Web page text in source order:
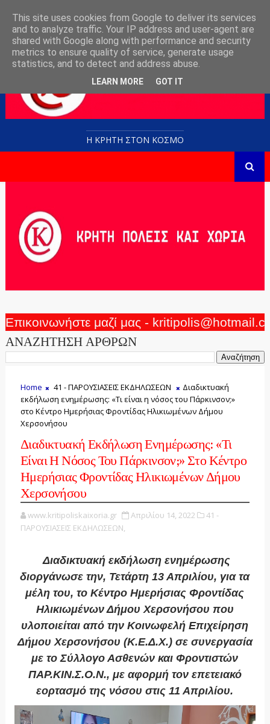
Η ΚΡΗΤΗ ΣΤΟN KOΣΜΟ
Επικοινωνήστε μαζί μας -
ΑΝΑΖΗΤΗΣΗ ΑΡΘΡΩΝ
Home 41 - ΠΑΡΟΥΣΙΑΣΕΙΣ ΕΚΔΗΛΩΣΕΩΝ
Διαδικτυακή
εκδήλωση ενημέρωσης: «Τι είναι η νόσος του Πάρκινσον;»
στο Κέντρο Ημερήσιας Φροντίδας Ηλικιωμένων Δήμου
Χερσονήσου
Διαδικτυακή Εκδήλωση Ενημέρωσης: «Τι
Είναι Η Νόσος Του Πάρκινσον;» Στο Κέντρο
Ημερήσιας Φροντίδας Ηλικιωμένων Δήμου
Χερσονήσου
www.kritipoliskaixoria.gr Απριλίου 14, 2022
41 -
ΠΑΡΟΥΣΙΑΣΕΙΣ ΕΚΔΗΛΩΣΕΩΝ,
Διαδικτυακή εκδήλωση ενημέρωσης
διοργάνωσε την, Τετάρτη 13 Απριλίου, για τα
μέλη του, το Κέντρο Ημερήσιας Φροντίδας
Ηλικιωμένων Δήμου Χερσονήσου που
υλοποιείται από την Κοινωφελή Επιχείρηση
Δήμου Χερσονήσου (Κ.Ε.Δ.Χ.) σε συνεργασία
με το Σύλλογο Ασθενών και Φροντιστών
ΠΑΡ.ΚΙΝ.Σ.Ο.Ν., με αφορμή τον επετειακό
εορτασμό της νόσου στις 11 Απριλίου.
This site uses cookies from Google to deliver its services
and to analyze traffic. Your IP address and user-agent are
shared with Google along with performance and security
metrics to ensure quality of service, generate usage
statistics, and to detect and address abuse.
LEARN MORE GOT IT